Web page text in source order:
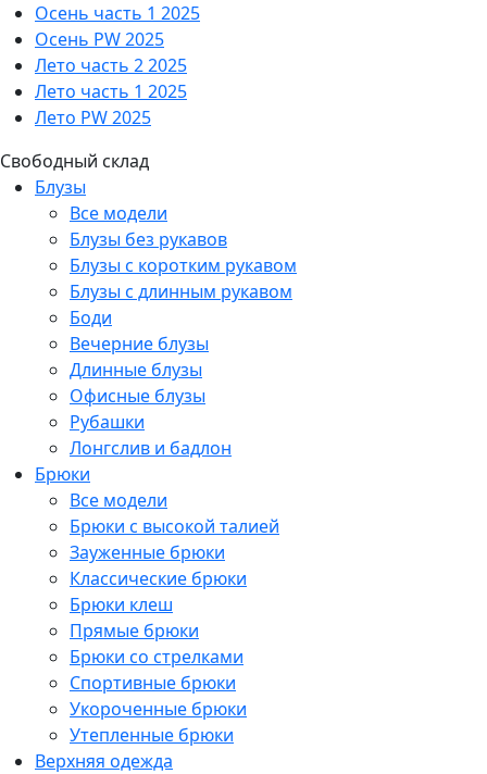
Осень часть 1 2025
Осень PW 2025
Лето часть 2 2025
Лето часть 1 2025
Лето PW 2025
Свободный склад
Блузы
Все модели
Блузы без рукавов
Блузы с коротким рукавом
Блузы с длинным рукавом
Боди
Вечерние блузы
Длинные блузы
Офисные блузы
Рубашки
Лонгслив и бадлон
Брюки
Все модели
Брюки с высокой талией
Зауженные брюки
Классические брюки
Брюки клеш
Прямые брюки
Брюки со стрелками
Спортивные брюки
Укороченные брюки
Утепленные брюки
Верхняя одежда